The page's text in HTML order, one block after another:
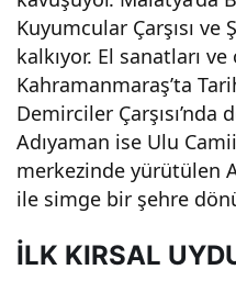
Kuyumcular Çarşısı ve
kalkıyor. El sanatları
Kahramanmaraş’ta
Demirciler
Adıyaman ise Ulu
merkezinde yürütülen
ile simge bir şehre
İLK KIRSAL